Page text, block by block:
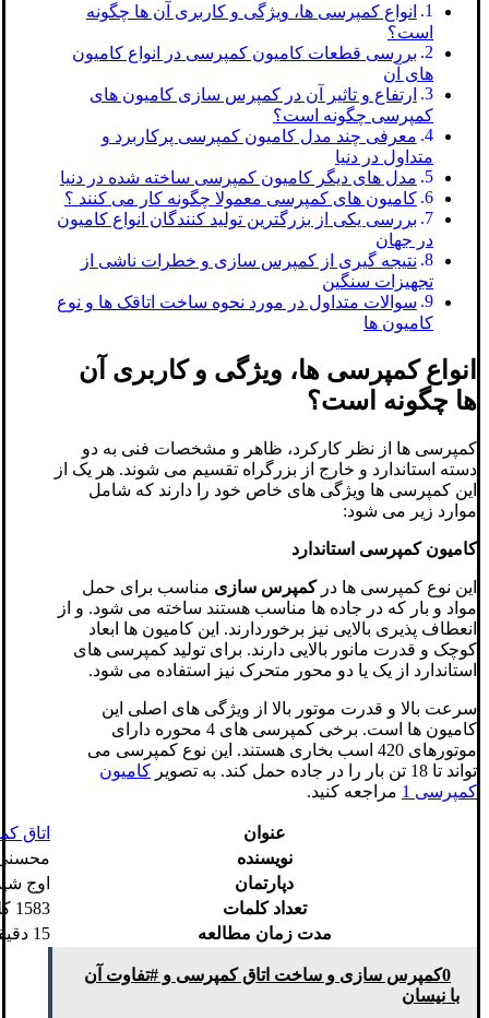
انواع کمپرسی ها، ویژگی و کاربری آن ها چگونه
است؟
بررسی قطعات کامیون کمپرسی در انواع کامیون
های آن
ارتفاع و تاثیر آن در کمپرس سازی کامیون های
کمپرسی چگونه است؟
معرفی چند مدل کامیون کمپرسی پرکاربرد و
متداول در دنیا
مدل های دیگر کامیون کمپرسی ساخته شده در دنیا
کامیون های کمپرسی معمولا چگونه کار می کنند ؟
بررسی یکی از بزرگترین تولید کنندگان انواع کامیون
در جهان
نتیجه گیری از کمپرس سازی و خطرات ناشی از
تجهیزات سنگین
سوالات متداول در مورد نحوه ساخت اتاقک ها و نوع
کامیون ها
انواع کمپرسی ها، ویژگی و کاربری آن
ها چگونه است؟
کمپرسی ها از نظر کارکرد، ظاهر و مشخصات فنی به دو
دسته استاندارد و خارج از بزرگراه تقسیم می شوند. هر یک از
این کمپرسی ها ویژگی های خاص خود را دارند که شامل
موارد زیر می شود:
کامیون کمپرسی استاندارد
این نوع کمپرسی ها درکمپرس سازی مناسب برای حمل
مواد و بار که در جاده ها مناسب هستند ساخته می شود. و از
انعطاف پذیری بالایی نیز برخوردارند. این کامیون ها ابعاد
کوچک و قدرت مانور بالایی دارند. برای تولید کمپرسی های
استاندارد از یک یا دو محور متحرک نیز استفاده می شود.
سرعت بالا و قدرت موتور بالا از ویژگی های اصلی این
کامیون ها است. برخی کمپرسی های 4 محوره دارای
موتورهای 420 اسب بخاری هستند. این نوع کمپرسی می
تواند تا 18 تن بار را در جاده حمل کند. به تصویر
کامیون
کمپرسی 1
مراجعه کنید.
عنوان
اتاق
نویسنده
دپارتمان
اوج
تعداد کلمات
1583 کلمه
مدت زمان مطالعه
15 دقیقه
0کمپرس سازی و ساخت اتاق کمپرسی و #تفاوت آن
با نیسان